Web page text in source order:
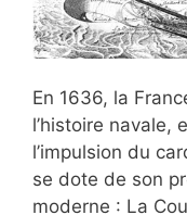
En 1636, la
l’histoire navale,
l’impulsion du
se dote de son
moderne : La